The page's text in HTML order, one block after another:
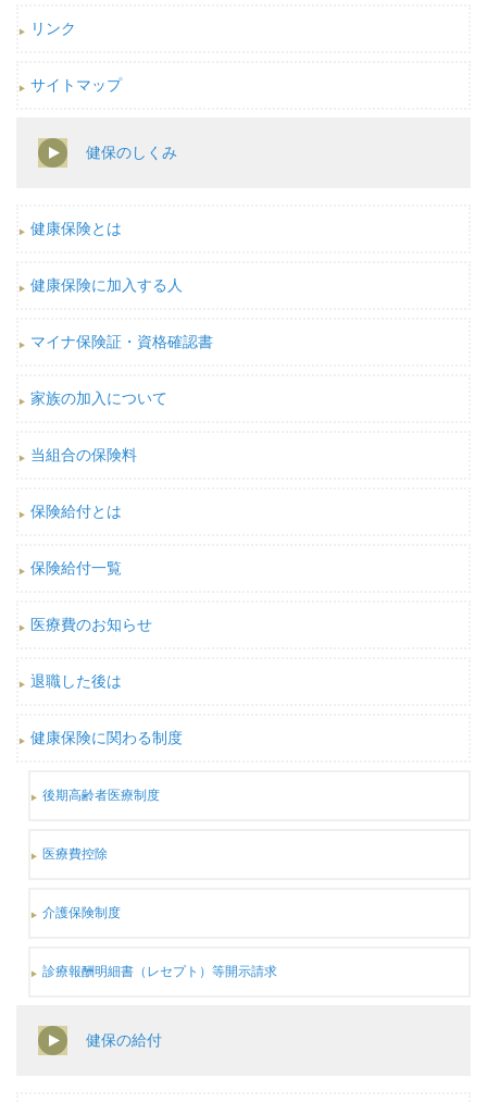
リンク
サイトマップ
健保のしくみ
健康保険とは
健康保険に加入する人
マイナ保険証・資格確認書
家族の加入について
当組合の保険料
保険給付とは
保険給付一覧
医療費のお知らせ
退職した後は
健康保険に関わる制度
後期高齢者医療制度
医療費控除
介護保険制度
診療報酬明細書（レセプト）等開示請求
健保の給付